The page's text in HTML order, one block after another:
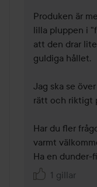
Produken är
lilla pluppen i
att den drar
guldiga hållet.
Jag ska se
rätt och riktigt
Har du fler
varmt
Ha en dunder-
1 gillar